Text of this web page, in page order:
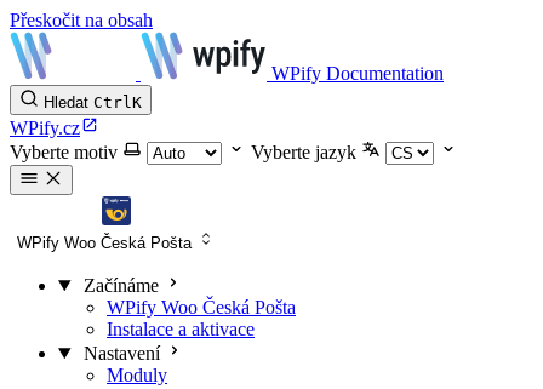
Přeskočit na obsah
WPify Documentation
Hledat CtrlK
WPify.cz
Vyberte motiv
Vyberte jazyk
WPify Woo Česká Pošta
Začínáme
WPify Woo Česká Pošta
Instalace a aktivace
Nastavení
Moduly